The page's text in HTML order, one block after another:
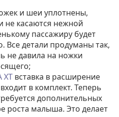
и шеи уплотнены,
не касаются нежной
пассажиру будет
Все детали продуманы так,
не давила на ножки
XT вставка в расширение
в комплект. Теперь
дополнительных
роста малыша. Это делает